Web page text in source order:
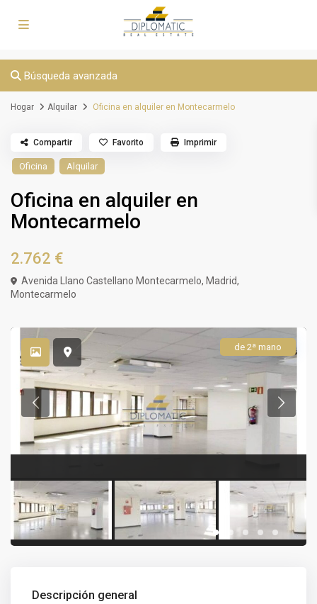
Búsqueda avanzada
Hogar Alquilar Oficina en alquiler en Montecarmelo
Oficina Alquilar
Oficina en alquiler en
Montecarmelo
2.762 €
Avenida Llano Castellano Montecarmelo, Madrid,
Montecarmelo
Compartir Favorito Imprimir
de 2ª mano
Descripción general